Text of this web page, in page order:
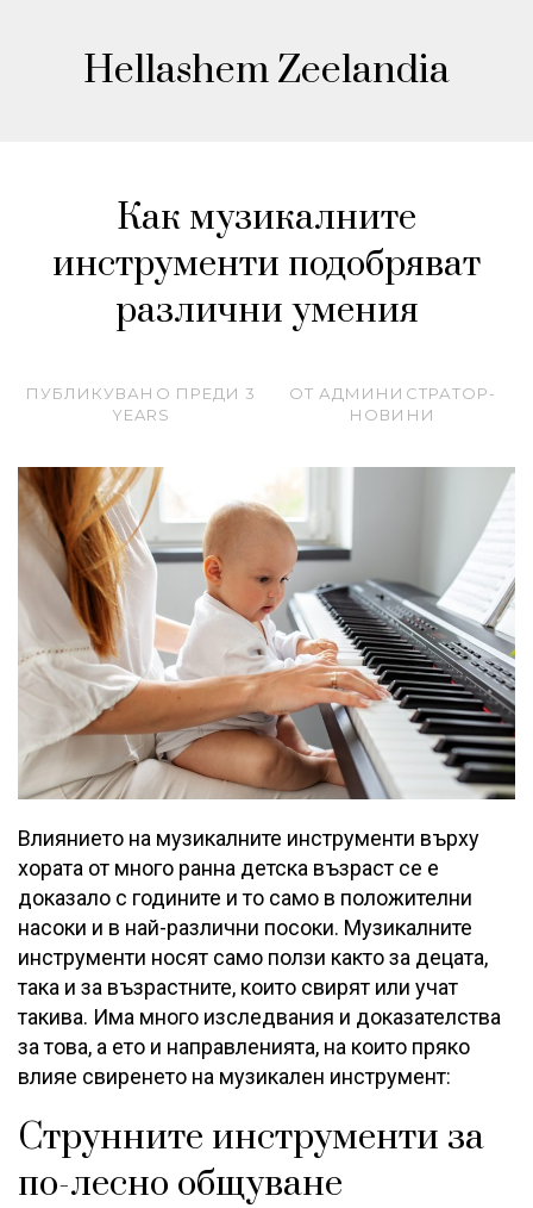
Hellashem Zeelandia
Как музикалните
инструменти подобряват
различни умения
ПУБЛИКУВАНО ПРЕДИ 3
YEARS
ОТ АДМИНИСТРАТОР-
НОВИНИ
Влиянието на музикалните инструменти върху
хората от много ранна детска възраст се е
доказало с годините и то само в положителни
насоки и в най-различни посоки. Музикалните
инструменти носят само ползи както за децата,
така и за възрастните, които свирят или учат
такива. Има много изследвания и доказателства
за това, а ето и направленията, на които пряко
влияе свиренето на музикален инструмент:
Струнните инструменти за
по-лесно общуване